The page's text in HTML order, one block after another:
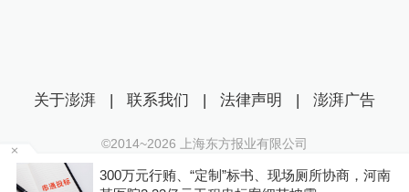
300万元行贿、“定制”标书、现场厕所协商，河南
关于澎湃 | 联系我们 | 法律声明 | 澎湃广告
©2014~2026 上海东方报业有限公司
沪ICP证：沪B2-20170116 | 沪ICP备14003370号